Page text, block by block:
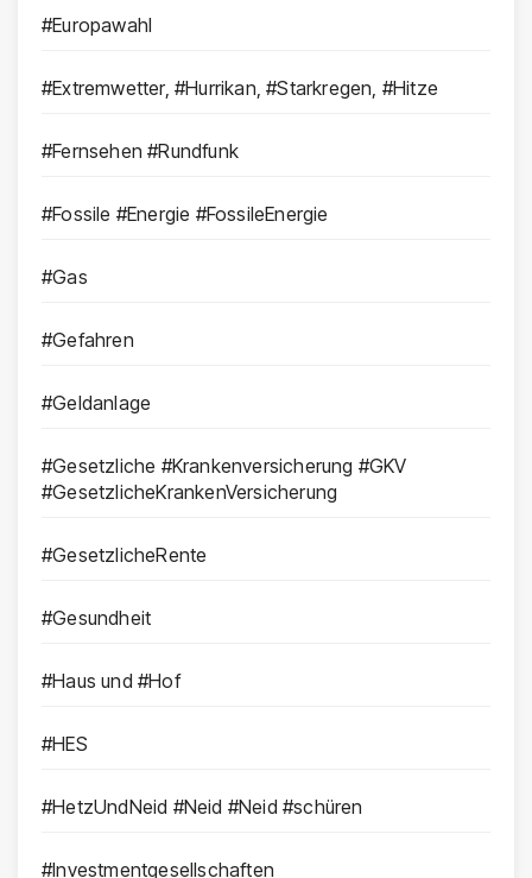
#Europawahl
#Extremwetter, #Hurrikan, #Starkregen, #Hitze
#Fernsehen #Rundfunk
#Fossile #Energie #FossileEnergie
#Gas
#Gefahren
#Geldanlage
#Gesetzliche #Krankenversicherung #GKV
#GesetzlicheKrankenVersicherung
#GesetzlicheRente
#Gesundheit
#Haus und #Hof
#HES
#HetzUndNeid #Neid #Neid #schüren
#Investmentgesellschaften